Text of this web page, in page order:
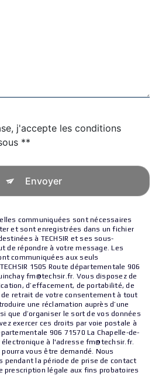
j'accepte les conditions
**
Envoyer
communiquées sont nécessaires
et sont enregistrées dans un fichier
à TECHSIR et ses sous-
de répondre à votre message. Les
communiquées aux seuls
1505 Route départementale 906
fm@techsir.fr. Vous disposez de
d’effacement, de portabilité, de
retrait de votre consentement à tout
une réclamation auprès d’une
que d’organiser le sort de vos données
exercer ces droits par voie postale à
906 71570 La Chapelle-de-
électronique à l'adresse fm@techsir.fr.
vous être demandé. Nous
pendant la période de prise de contact
prescription légale aux fins probatoires